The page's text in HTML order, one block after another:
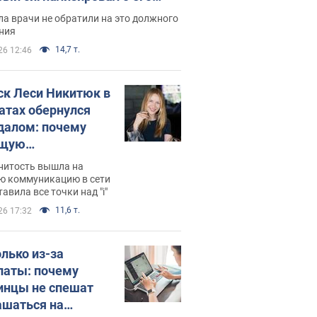
раке
врачи не обратили на это должного
12:46 14,7 т.
Леси Никитюк в
обернулся
почему
вышла на
коммуникацию в сети
все точки над "i"
17:32 11,6 т.
из-за
почему
не спешат
на